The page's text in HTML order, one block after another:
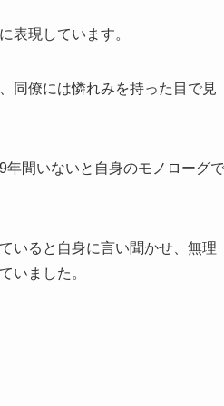
表現しています。
同僚には憐れみを持った目で見
年間いないと自身のモノローグで
いると自身に言い聞かせ、無理
いました。